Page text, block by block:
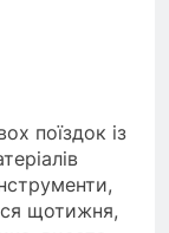
поїздок із
щотижня,